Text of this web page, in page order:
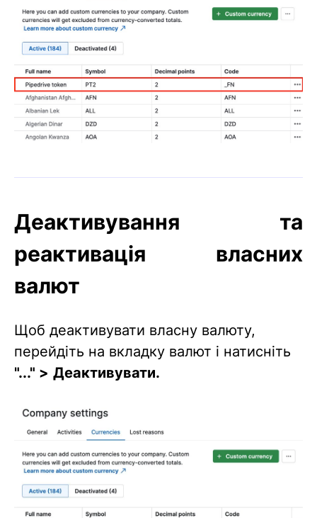
Деактивування та
реактивація власних
валют
Щоб деактивувати власну валюту,
перейдіть на вкладку валют і натисніть
"..." > Деактивувати.